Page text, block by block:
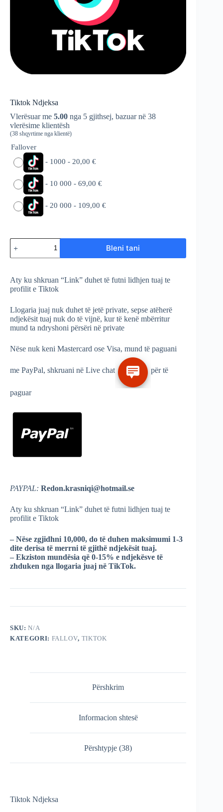
Tiktok Ndjeksa
Vlerësuar me 5.00 nga 5 gjithsej, bazuar në 38
vlerësime klientësh
(38 shqyrtime nga klientë)
Fallover
- 1000 - 20,00 €
- 10 000 - 69,00 €
- 20 000 - 109,00 €
Sasi
Tiktok
Ndjeksa
Bleni tani
Aty ku shkruan “Link” duhet të futni lidhjen tuaj te
profilit e Tiktok
Llogaria juaj nuk duhet të jetë private, sepse atëherë
ndjekësit tuaj nuk do të vijnë, kur të kenë mbërritur
mund ta ndryshoni përsëri në private
Nëse nuk keni Mastercard ose Visa, mund të paguani
me PayPal, shkruani në Live chat për të
paguar
PAYPAL: Redon.krasniqi@hotmail.se
Aty ku shkruan “Link” duhet të futni lidhjen tuaj te
profilit e Tiktok
– Nëse zgjidhni 10,000, do të duhen maksimumi 1-3
dite derisa të merrni të gjithë ndjekësit tuaj.
– Ekziston mundësia që 0-15% e ndjekësve të
zhduken nga llogaria juaj në TikTok.
SKU:N/A
KATEGORI: FALLOV, TIKTOK
Përshkrim
Informacion shtesë
Përshtypje (38)
Tiktok Ndjeksa